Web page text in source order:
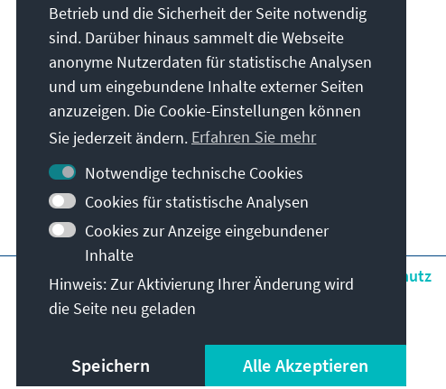
Konrad-Adenauer-Stiftung e.V.
Medienprogramm Südosteuropa
Bulevard Yanko Sakazov 19Et. 1, Ap. 2
1504Sofia
Bulgarien
Hauptseite der KAS Impressum Datenschutz
Betrieb und die Sicherheit der Seite notwendig
sind. Darüber hinaus sammelt die Webseite
anonyme Nutzerdaten für statistische Analysen
und um eingebundene Inhalte externer Seiten
anzuzeigen. Die Cookie-Einstellungen können
Sie jederzeit ändern. Erfahren Sie mehr
Notwendige technische Cookies
Cookies für statistische Analysen
Cookies zur Anzeige eingebundener
Inhalte
Hinweis: Zur Aktivierung Ihrer Änderung wird
die Seite neu geladen
Speichern Alle Akzeptieren